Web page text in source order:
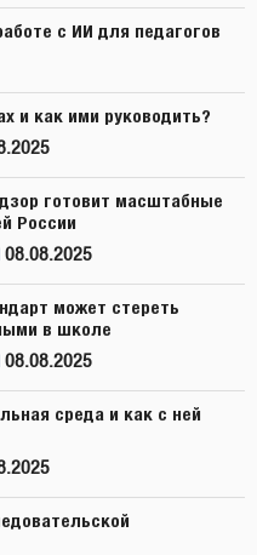
с ИИ для педагогов
и как ими руководить?
готовит масштабные
России
08.08.2025
может стереть
в школе
08.08.2025
среда и как с ней